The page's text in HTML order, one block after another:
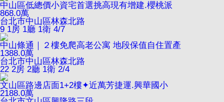
中山區低總價小資宅首選挑高現有增建.櫻桃派
868.0萬
台北市中山區林森北路
9 1房 1廳 1衛 4/7
中山條通｜２樓免爬高老公寓 地段保值自住置產
1388.0萬
台北市中山區林森北路
22 2房 2廳 1衛 2/4
文山區路邊店面1+2樓✦近萬芳捷運.興華國小
2188.0萬